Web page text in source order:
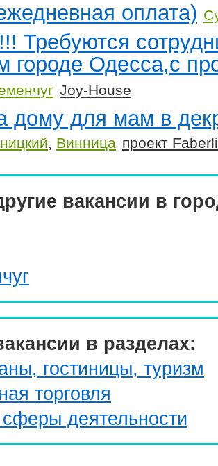
оплата)
Требуются
городе Одесса,с
Joy-House
дому для мам в
, Винница проект
вакансии в
в разделах:
гостиницы, туризм
торговля
деятельности